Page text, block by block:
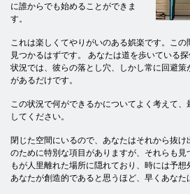
に誰からでも始めることができま
す。
これは楽しくてやりがいのある娯楽です。こ
見つかるはずです。 あなたは道を歩いている
状況では、彼らの落とし穴、しかし常に回避
があるだけです。
この状況で何ができるかについてよく考えて
してください。
閉じた空間にいるので、あなたはそれから抜け
のために特別な項目がありますが、それらも
もが人里離れた場所に隠れており、時には予想
あなたが創造的であると思うほど、早くあなた